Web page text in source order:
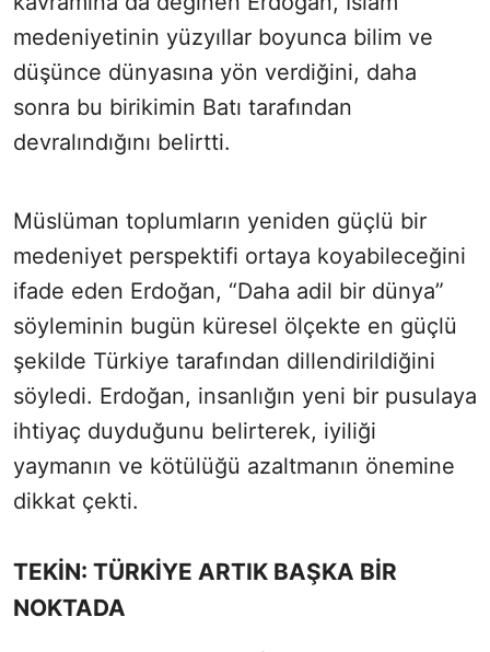
medeniyetinin yüzyıllar boyunca bilim ve
düşünce dünyasına yön verdiğini, daha
sonra bu birikimin Batı tarafından
devralındığını belirtti.
Müslüman toplumların yeniden güçlü bir
medeniyet perspektifi ortaya koyabileceğini
ifade eden Erdoğan, “Daha adil bir dünya”
söyleminin bugün küresel ölçekte en güçlü
şekilde Türkiye tarafından dillendirildiğini
söyledi. Erdoğan, insanlığın yeni bir pusulaya
ihtiyaç duyduğunu belirterek, iyiliği
yaymanın ve kötülüğü azaltmanın önemine
dikkat çekti.
TEKİN: TÜRKİYE ARTIK BAŞKA BİR
NOKTADA